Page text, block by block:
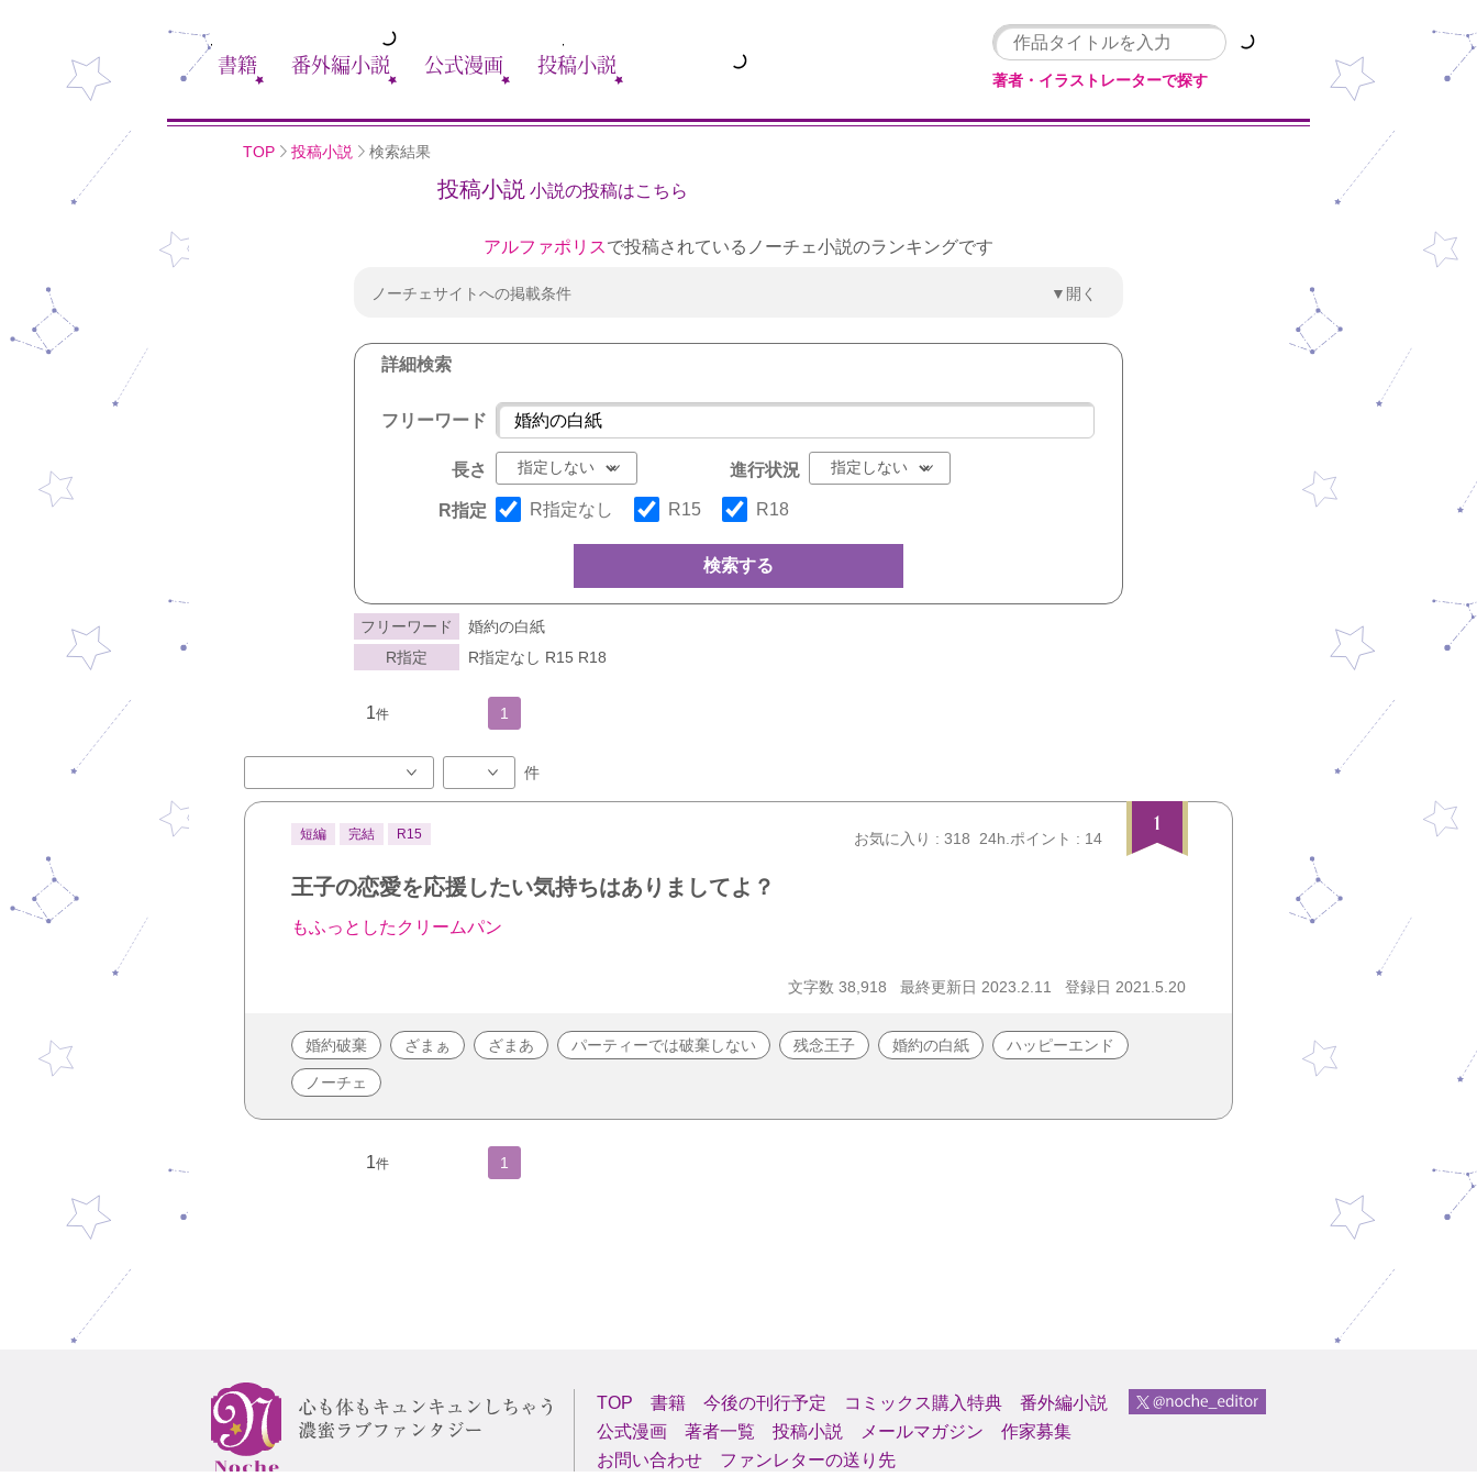
書籍 番外編小説 公式漫画 投稿小説
著者・イラストレーターで探す
TOP 投稿小説 検索結果
投稿小説 小説の投稿はこちら
アルファポリスで投稿されているノーチェ小説のランキングです
ノーチェサイトへの掲載条件 ▼開く
詳細検索
フリーワード
長さ 進行状況
R指定 R指定なし R15 R18
検索する
フリーワード
婚約の白紙
R指定
R指定なし R15 R18
1件 1
件
1
短編 完結 R15 お気に入り : 318 24h.ポイント : 14
王子の恋愛を応援したい気持ちはありましてよ？
もふっとしたクリームパン
文字数 38,918 最終更新日 2023.2.11 登録日 2021.5.20
婚約破棄 ざまぁ ざまあ パーティーでは破棄しない 残念王子 婚約の白紙 ハッピーエンド
ノーチェ
1件 1
TOP 書籍 今後の刊行予定 コミックス購入特典
番外編小説
公式漫画
著者一覧 投稿小説 メールマガジン
作家募集
お問い合わせ
ファンレターの送り先